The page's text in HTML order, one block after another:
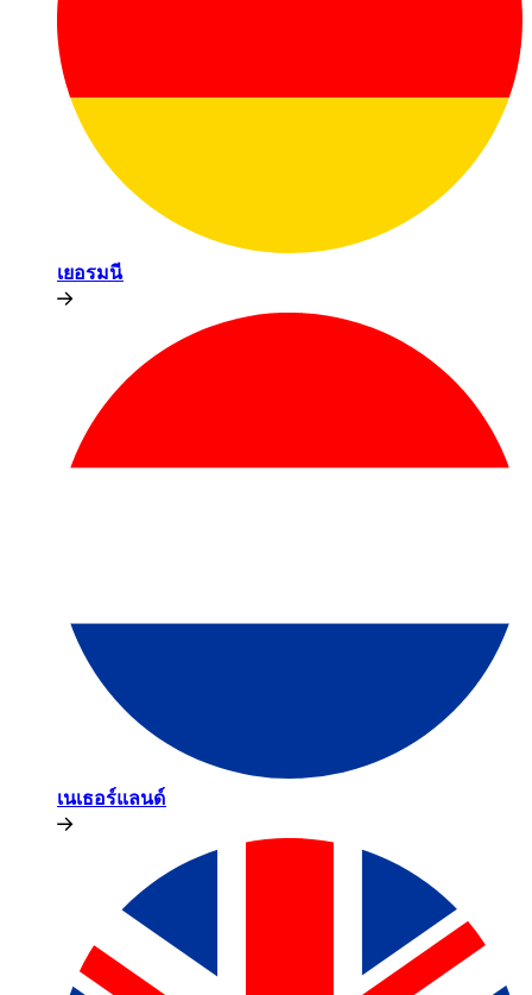
เยอรมนี​​
เนเธอร์แลนด์​​